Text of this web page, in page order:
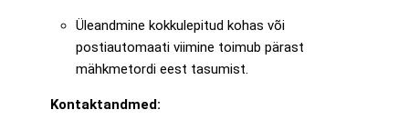
Üleandmine kokkulepitud kohas või
postiautomaati viimine toimub pärast
mähkmetordi eest tasumist.
Kontaktandmed: